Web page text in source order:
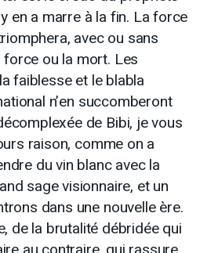
en a marre à la fin. La force
avec ou sans
ou la mort. Les
faiblesse et le blabla
n’en succomberont
de Bibi, je vous
raison, comme on a
du vin blanc avec la
sage visionnaire, et un
dans une nouvelle ère.
de la brutalité débridée qui